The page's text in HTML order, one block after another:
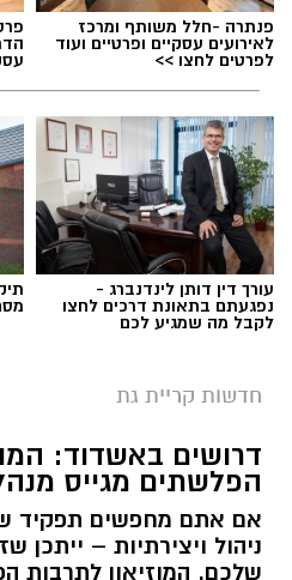
פנתרה -חלל משותף ומרכז
לאירועים עסקיים ופרטיים ועוד
לפרטים לחצו >>
עורך דין דותן לינדנברג -
נפגעתם בתאונת דרכים לחצו
לקבל מה שמגיע לכם
חדשות קריית גת
דרושים באשדוד:
הפלשתים מגייס
אם אתם מחפשים תפקיד
ניהול ויצירתיות – ייתכן
שלכם. המוזיאון לתרבות